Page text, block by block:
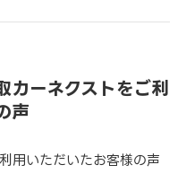
カーネクストをご利
声
用いただいたお客様の声